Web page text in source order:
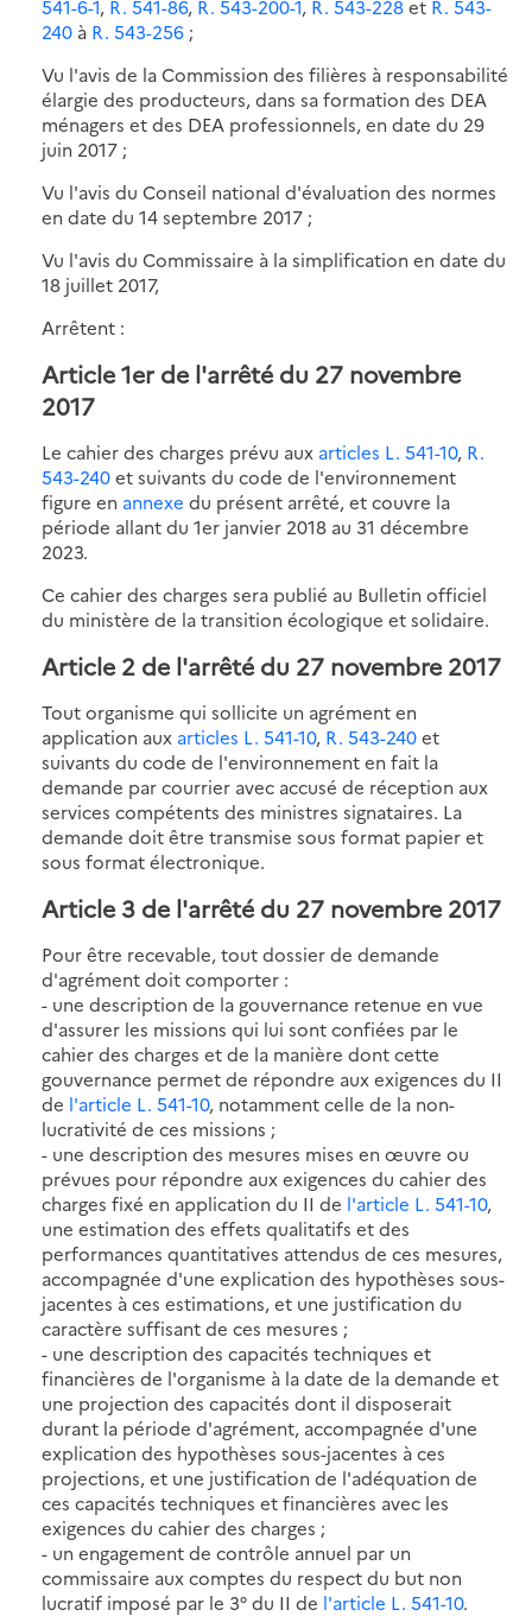
541-6-1, R. 541-86, R. 543-200-1, R. 543-228et R. 543-
240 à R. 543-256 ;
Vu l'avis de la Commission des filières à responsabilité
élargie des producteurs, dans sa formation des DEA
ménagers et des DEA professionnels, en date du 29
juin 2017 ;
Vu l'avis du Conseil national d'évaluation des normes
en date du 14 septembre 2017 ;
Vu l'avis du Commissaire à la simplification en date du
18 juillet 2017,
Arrêtent :
Article 1er de l'arrêté du 27 novembre
2017
Le cahier des charges prévu aux articles L. 541-10, R.
543-240et suivants du code de l'environnement
figure en annexe du présent arrêté, et couvre la
période allant du 1er janvier 2018 au 31 décembre
2023.
Ce cahier des charges sera publié au Bulletin officiel
du ministère de la transition écologique et solidaire.
Article 2 de l'arrêté du 27 novembre 2017
Tout organisme qui sollicite un agrément en
application aux articles L. 541-10, R. 543-240et
suivants du code de l'environnement en fait la
demande par courrier avec accusé de réception aux
services compétents des ministres signataires. La
demande doit être transmise sous format papier et
sous format électronique.
Article 3 de l'arrêté du 27 novembre 2017
Pour être recevable, tout dossier de demande
d'agrément doit comporter :
- une description de la gouvernance retenue en vue
d'assurer les missions qui lui sont confiées par le
cahier des charges et de la manière dont cette
gouvernance permet de répondre aux exigences du II
de l'article L. 541-10, notamment celle de la non-
lucrativité de ces missions ;
- une description des mesures mises en œuvre ou
prévues pour répondre aux exigences du cahier des
charges fixé en application du II de l'article L. 541-10,
une estimation des effets qualitatifs et des
performances quantitatives attendus de ces mesures,
accompagnée d'une explication des hypothèses sous-
jacentes à ces estimations, et une justification du
caractère suffisant de ces mesures ;
- une description des capacités techniques et
financières de l'organisme à la date de la demande et
une projection des capacités dont il disposerait
durant la période d'agrément, accompagnée d'une
explication des hypothèses sous-jacentes à ces
projections, et une justification de l'adéquation de
ces capacités techniques et financières avec les
exigences du cahier des charges ;
- un engagement de contrôle annuel par un
commissaire aux comptes du respect du but non
lucratif imposé par le 3° du II de l'article L. 541-10.